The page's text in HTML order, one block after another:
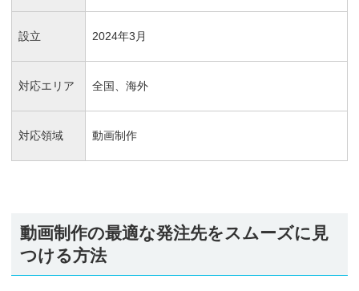
設立 2024年3月
対応エリア 全国、海外
対応領域 動画制作
動画制作の最適な発注先をスムーズに見
つける方法